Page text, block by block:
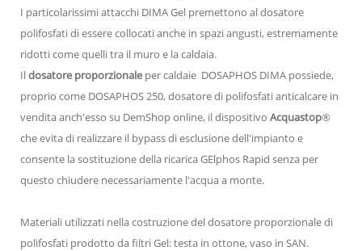
I particolarissimi attacchi DIMA Gel premettono al dosatore
polifosfati di essere collocati anche in spazi angusti, estremamente
ridotti come quelli tra il muro e la caldaia.
Ildosatore proporzionale per caldaie DOSAPHOS DIMA possiede,
proprio come DOSAPHOS 250, dosatore di polifosfati anticalcare in
vendita anch'esso su DemShop online, il dispositivo Acquastop®
che evita di realizzare il bypass di esclusione dell'impianto e
consente la sostituzione della ricarica GElphos Rapid senza per
questo chiudere necessariamente l'acqua a monte.
Materiali utilizzati nella costruzione del dosatore proporzionale di
polifosfati prodotto da filtri Gel: testa in ottone, vaso in SAN.